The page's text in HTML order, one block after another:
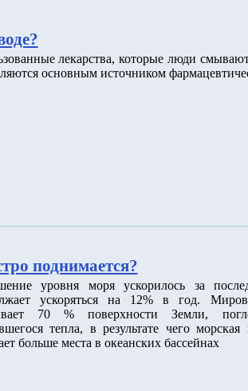
лекарства, которые люди
основным источником
поднимается?
уровня моря ускорилось за
ускоряться на 12% в год.
70 % поверхности Земли,
тепла, в результате чего
больше места в океанских бассейнах